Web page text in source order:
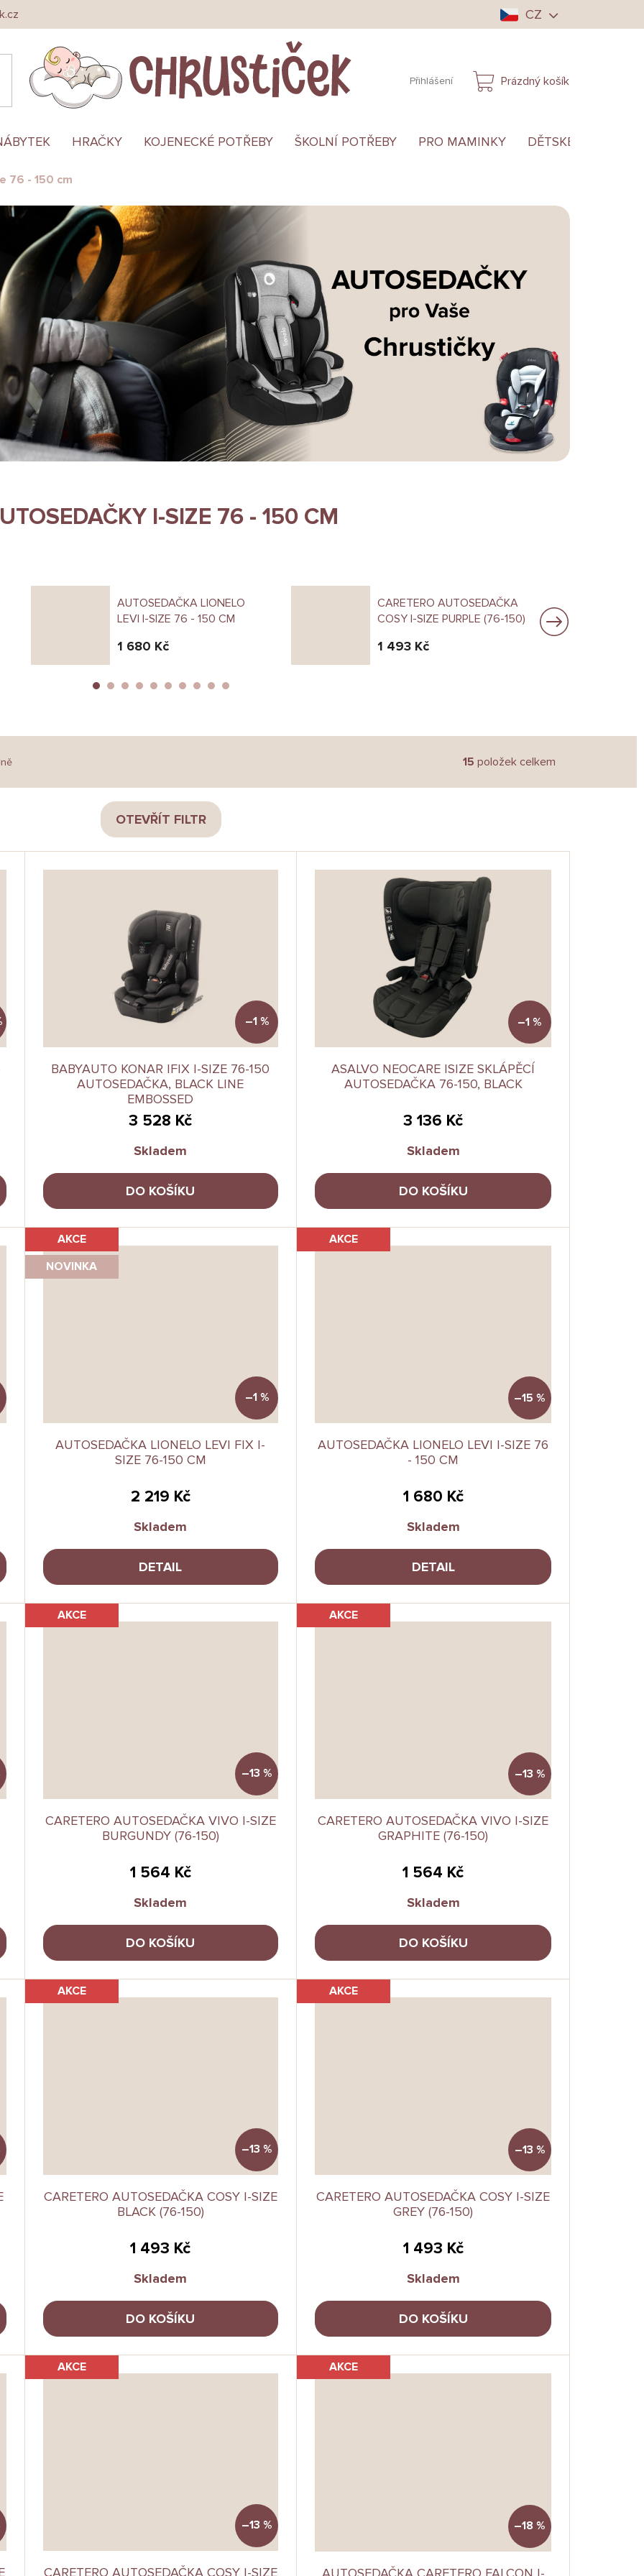
CZ
Přihlášení
NÁKUPNÍ
Prázdný košík
HRAČKY KOJENECKÉ POTŘEBY ŠKOLNÍ POTŘEBY PRO MAMINKY DĚTSKÉ OBLEČENÍ
76 - 150 cm
I-SIZE 76 - 150 CM
AUTOSEDAČKA LIONELO
LEVI I-SIZE 76 - 150 CM
1 680 Kč
CARETERO AUTOSEDAČKA
COSY I-SIZE PURPLE (76-150)
1 493 Kč
15 položek celkem
OTEVŘÍT FILTR
–1 %
BABYAUTO KONAR IFIX I-SIZE 76-150
AUTOSEDAČKA, BLACK LINE
EMBOSSED
3 528 Kč
Skladem
DO KOŠÍKU
–1 %
ASALVO NEOCARE ISIZE SKLÁPĚCÍ
AUTOSEDAČKA 76-150, BLACK
3 136 Kč
Skladem
DO KOŠÍKU
AKCE
NOVINKA
–1 %
AUTOSEDAČKA LIONELO LEVI FIX I-
SIZE 76-150 CM
2 219 Kč
Skladem
DETAIL
AKCE
–15 %
AUTOSEDAČKA LIONELO LEVI I-SIZE 76
- 150 CM
1 680 Kč
Skladem
DETAIL
AKCE
–13 %
CARETERO AUTOSEDAČKA VIVO I-SIZE
BURGUNDY (76-150)
1 564 Kč
Skladem
DO KOŠÍKU
AKCE
–13 %
CARETERO AUTOSEDAČKA VIVO I-SIZE
GRAPHITE (76-150)
1 564 Kč
Skladem
DO KOŠÍKU
AKCE
–13 %
CARETERO AUTOSEDAČKA COSY I-SIZE
BLACK (76-150)
1 493 Kč
Skladem
DO KOŠÍKU
AKCE
–13 %
CARETERO AUTOSEDAČKA COSY I-SIZE
GREY (76-150)
1 493 Kč
Skladem
DO KOŠÍKU
AKCE
–13 %
CARETERO AUTOSEDAČKA COSY I-SIZE
AKCE
–18 %
AUTOSEDAČKA CARETERO FALCON I-